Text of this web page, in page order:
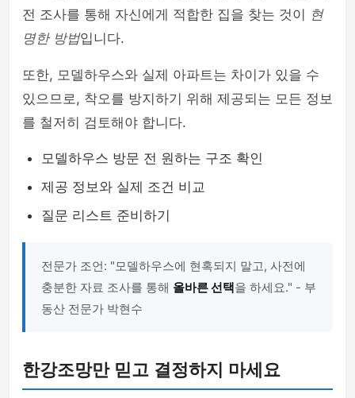
전 조사를 통해 자신에게 적합한 집을 찾는 것이 현
명한 방법입니다.
또한, 모델하우스와 실제 아파트는 차이가 있을 수
있으므로, 착오를 방지하기 위해 제공되는 모든 정보
를 철저히 검토해야 합니다.
모델하우스 방문 전 원하는 구조 확인
제공 정보와 실제 조건 비교
질문 리스트 준비하기
전문가 조언: "모델하우스에 현혹되지 말고, 사전에
충분한 자료 조사를 통해 올바른 선택을 하세요." - 부
동산 전문가 박현수
한강조망만 믿고 결정하지 마세요